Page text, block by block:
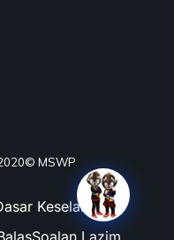
MSWP
Keselamatan
Soalan Lazim